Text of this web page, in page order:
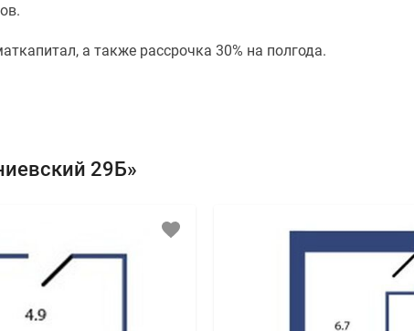
а также рассрочка 30% на полгода.
29Б»